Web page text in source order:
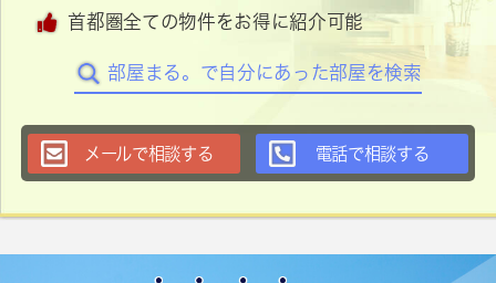
首都圏全ての物件をお得に紹介可能
部屋まる。で自分にあった部屋を検索
メールで相談する 電話で相談する